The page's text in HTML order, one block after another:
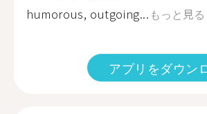
humorous, outgoing... もっと見る
アプリをダウン